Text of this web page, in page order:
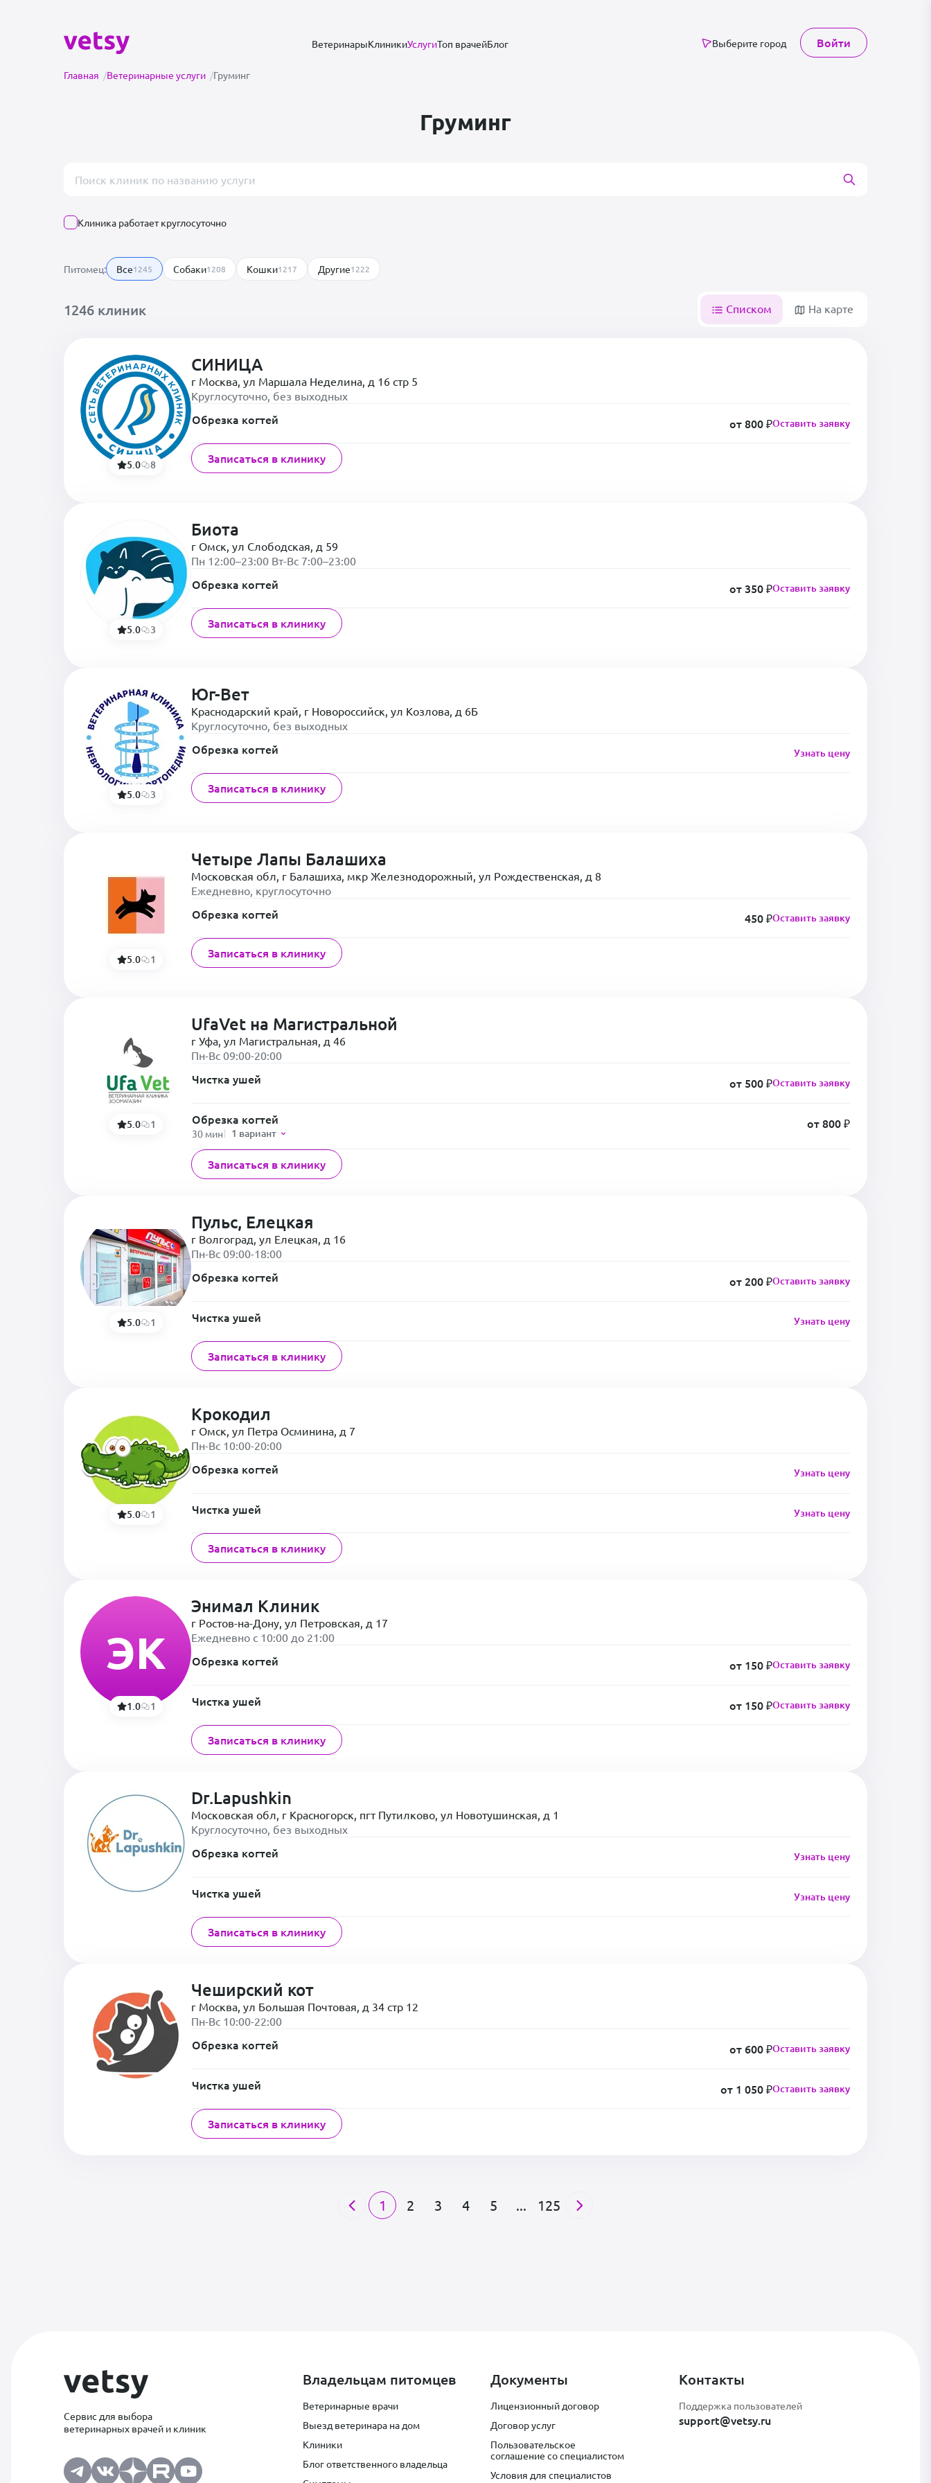
ВетеринарыКлиникиУслугиТоп врачейБлог Выберите город Войти
Главная /Ветеринарные услуги /Груминг
Груминг
Клиника работает круглосуточно
Питомец: Все1245 Собаки1208 Кошки1217 Другие1222
1246 клиник Списком На карте
5.0 8
СИНИЦА
г Москва, ул Маршала Неделина, д 16 стр 5
Круглосуточно, без выходных
Обрезка когтей от 800 ₽Оставить заявку
Записаться в клинику
5.0 3
Биота
г Омск, ул Слободская, д 59
Пн 12:00–23:00 Вт-Вс 7:00–23:00
Обрезка когтей от 350 ₽Оставить заявку
Записаться в клинику
5.0 3
Юг-Вет
Краснодарский край, г Новороссийск, ул Козлова, д 6Б
Круглосуточно, без выходных
Обрезка когтей Узнать цену
Записаться в клинику
5.0 1
Четыре Лапы Балашиха
Московская обл, г Балашиха, мкр Железнодорожный, ул Рождественская, д 8
Ежедневно, круглосуточно
Обрезка когтей 450 ₽Оставить заявку
Записаться в клинику
5.0 1
UfaVet на Магистральной
г Уфа, ул Магистральная, д 46
Пн-Вс 09:00-20:00
Чистка ушей от 500 ₽Оставить заявку
Обрезка когтей
30 мин 1 вариант
от 800 ₽
Записаться в клинику
5.0 1
Пульс, Елецкая
г Волгоград, ул Елецкая, д 16
Пн-Вс 09:00-18:00
Обрезка когтей от 200 ₽Оставить заявку
Чистка ушей Узнать цену
Записаться в клинику
5.0 1
Крокодил
г Омск, ул Петра Осминина, д 7
Пн-Вс 10:00-20:00
Обрезка когтей Узнать цену
Чистка ушей Узнать цену
Записаться в клинику
ЭК
1.0 1
Энимал Клиник
г Ростов-на-Дону, ул Петровская, д 17
Ежедневно с 10:00 до 21:00
Обрезка когтей от 150 ₽Оставить заявку
Чистка ушей от 150 ₽Оставить заявку
Записаться в клинику
Dr.Lapushkin
Московская обл, г Красногорск, пгт Путилково, ул Новотушинская, д 1
Круглосуточно, без выходных
Обрезка когтей Узнать цену
Чистка ушей Узнать цену
Записаться в клинику
Чеширский кот
г Москва, ул Большая Почтовая, д 34 стр 12
Пн-Вс 10:00-22:00
Обрезка когтей от 600 ₽Оставить заявку
Чистка ушей от 1 050 ₽Оставить заявку
Записаться в клинику
1 2 3 4 5 ... 125
Сервис для выбора
ветеринарных врачей и клиник
Владельцам питомцев
Ветеринарные врачи
Выезд ветеринара на дом
Клиники
Блог ответственного владельца
Документы
Лицензионный договор
Договор услуг
Пользовательское
соглашение со специалистом
Условия для специалистов
Контакты
Поддержка пользователей
support@vetsy.ru